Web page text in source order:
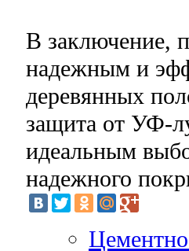
В заключение,
надежным и
деревянных
защита от УФ-
идеальным
надежного